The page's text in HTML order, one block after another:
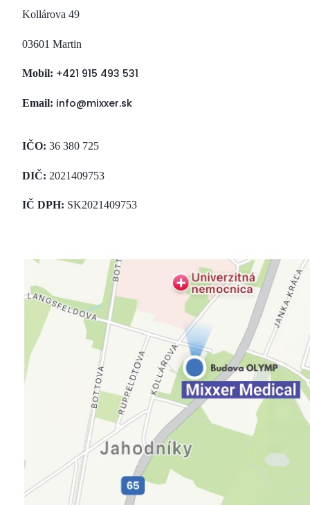
Kollárova 49
03601 Martin
Mobil: +421 915 493 531
Email: info@mixxer.sk
IČO: 36 380 725
DIČ: 2021409753
IČ DPH: SK2021409753